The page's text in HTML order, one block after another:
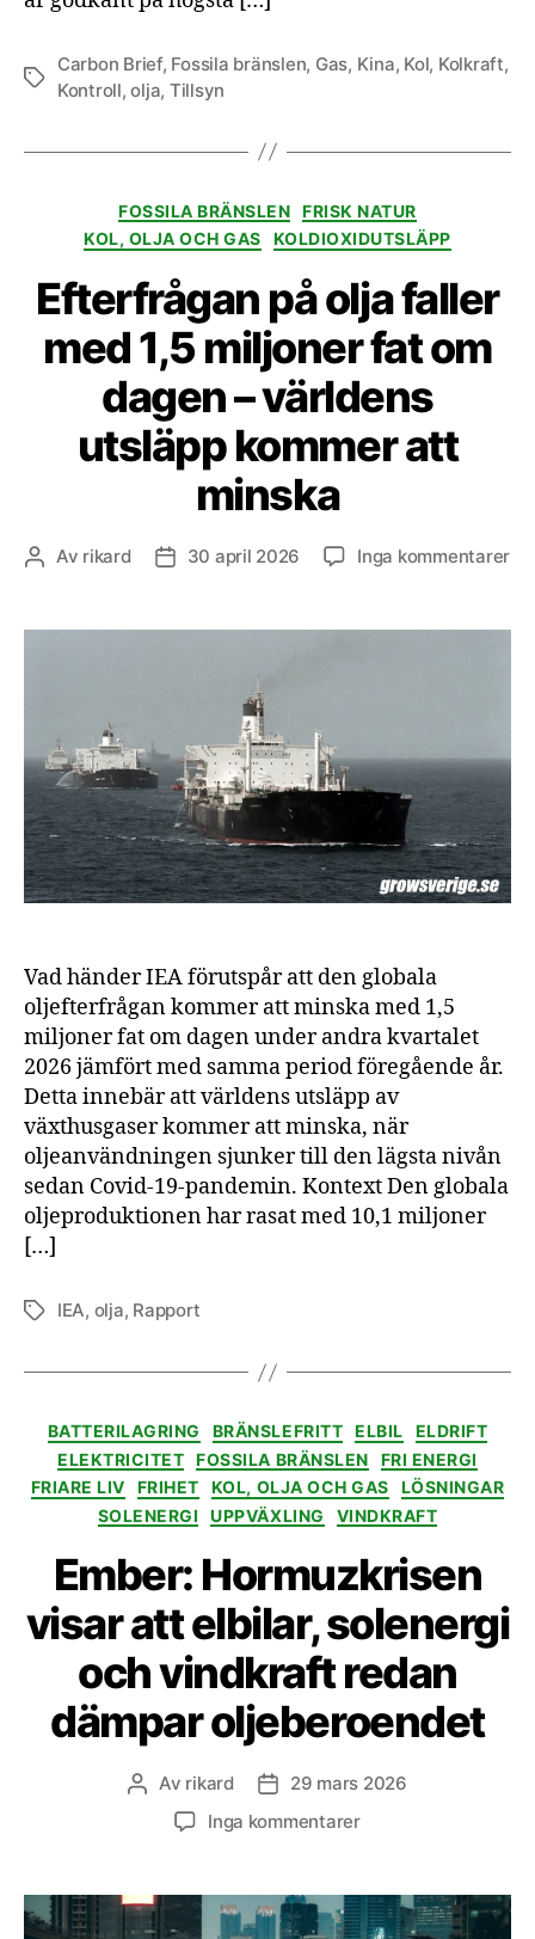
Etiketter
Carbon Brief, Fossila bränslen, Gas, Kina, Kol, Kolkraft,
Kontroll,olja, Tillsyn
Kategorier
FOSSILA BRÄNSLEN
FRISK NATUR
KOL, OLJA OCH GAS
KOLDIOXIDUTSLÄPP
Efterfrågan på olja faller
med 1,5 miljoner fat om
dagen – världens
utsläpp kommer att
minska
Inläggsförfattare
Av rikard Inläggsdatum
30 april 2026 Inga kommentarertill
fat
–
Vad händer IEA förutspår att den globala
oljefterfrågan kommer att minska med 1,5
miljoner fat om dagen under andra kvartalet
2026 jämfört med samma period föregående år.
Detta innebär att världens utsläpp av
växthusgaser kommer att minska, när
oljeanvändningen sjunker till den lägsta nivån
sedan Covid-19-pandemin. Kontext Den globala
oljeproduktionen har rasat med 10,1 miljoner
[…]
Etiketter
IEA, olja, Rapport
Kategorier
BATTERILAGRING BRÄNSLEFRITT ELBIL
ELDRIFT
ELEKTRICITET
FOSSILA BRÄNSLEN
FRI ENERGI
FRIARE LIV
FRIHET KOL, OLJA OCH GAS
LÖSNINGAR
SOLENERGI
UPPVÄXLING VINDKRAFT
Ember: Hormuzkrisen
visar att elbilar, solenergi
och vindkraft redan
dämpar oljeberoendet
Inläggsförfattare
Av rikard Inläggsdatum
29 mars 2026
Inga kommentarertill
visar
att